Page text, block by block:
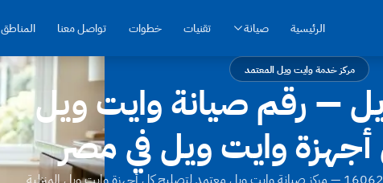
الرئيسية صيانة تقنيات خطوات تواصل معنا المناطق
مركز خدمة وايت ويل المعتمد
— رقم صيانة وايت ويل